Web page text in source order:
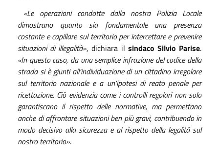
«Le operazioni condotte dalla nostra Polizia Locale
dimostrano quanto sia fondamentale una presenza
costante e capillare sul territorio per intercettare e prevenire
situazioni di illegalità», dichiara il sindaco Silvio Parise.
«In questo caso, da una semplice infrazione del codice della
strada si è giunti all’individuazione di un cittadino irregolare
sul territorio nazionale e a un’ipotesi di reato penale per
ricettazione. Ciò evidenzia come i controlli regolari non solo
garantiscano il rispetto delle normative, ma permettano
anche di affrontare situazioni ben più gravi, contribuendo in
modo decisivo alla sicurezza e al rispetto della legalità sul
nostro territorio».